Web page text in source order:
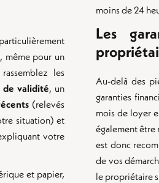
même pour un
les
de validité, un
(relevés
situation) et
votre
et papier,
moins de 24
Les
Au-delà des
garanties
mois de loyer
également être
est donc
de vos
le propriétaire